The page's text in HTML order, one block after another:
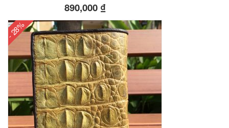
890,000 ₫
- 28%